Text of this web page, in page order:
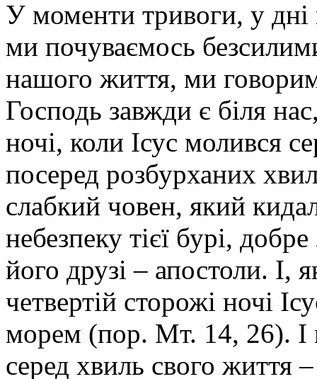
У моменти тривоги, у
ми почуваємось
нашого життя, ми
Господь завжди є біля
ночі, коли Ісус молився
посеред розбурханих
слабкий човен, який
небезпеку тієї бурі,
його друзі – апостоли. І,
четвертій сторожі ночі
морем (пор. Мт. 14, 26). І
серед хвиль свого життя